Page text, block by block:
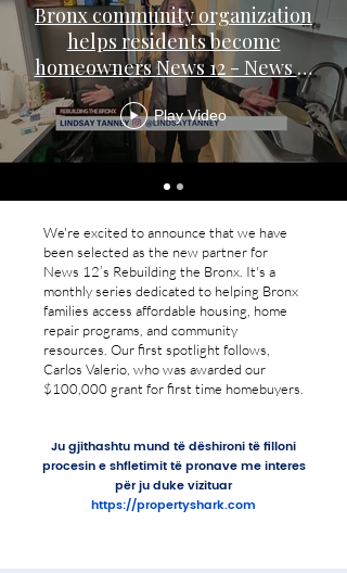
Bronx community organization
helps residents become
homeowners News 12 - News 12
(1080p, h264) (1)
Play Video
We're excited to announce that we have
been selected as the new partner for
News 12’s Rebuilding the Bronx. It's a
monthly series dedicated to helping Bronx
families access affordable housing, home
repair programs, and community
resources. Our first spotlight follows,
Carlos Valerio, who was awarded our
$100,000 grant for first time homebuyers.
Ju gjithashtu mund të dëshironi të filloni
procesin e shfletimit të pronave me interes
për ju duke vizituar
https://propertyshark.com